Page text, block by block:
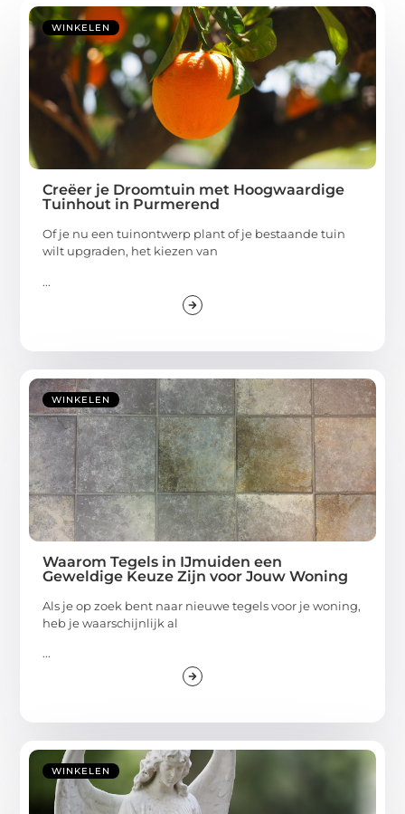
WINKELEN
Creëer je Droomtuin met Hoogwaardige
Tuinhout in Purmerend
Of je nu een tuinontwerp plant of je bestaande tuin
wilt upgraden, het kiezen van
...
WINKELEN
Waarom Tegels in IJmuiden een
Geweldige Keuze Zijn voor Jouw Woning
Als je op zoek bent naar nieuwe tegels voor je woning,
heb je waarschijnlijk al
...
WINKELEN